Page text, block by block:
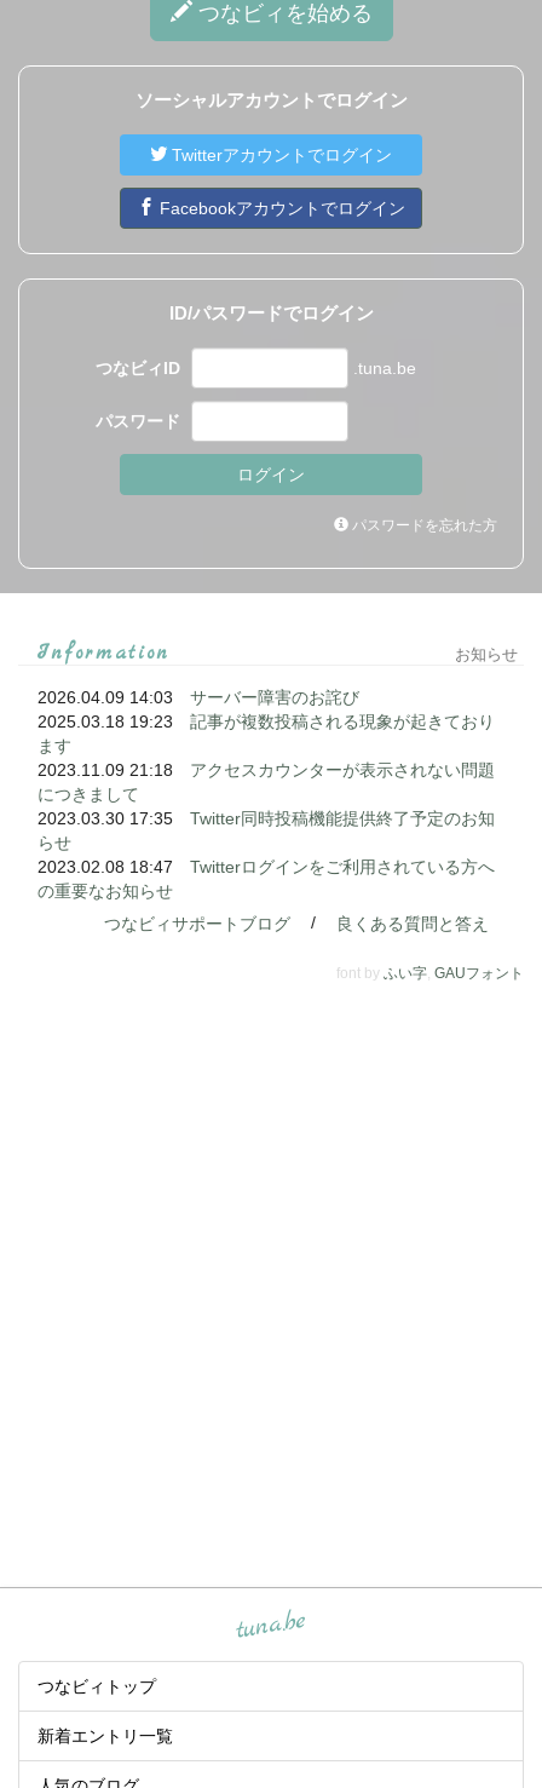
つなビィ を始める
ソーシャルアカウントでログイン
Twitterアカウントでログイン
Facebookアカウントでログイン
ID/パスワードでログイン
つなビィID .tuna.be
パスワード
パスワードを忘れた方
Information お知らせ
2026.04.09 14:03
サーバー障害のお詫び
2025.03.18 19:23
記事が複数投稿される現象が起きており
ます
2023.11.09 21:18
アクセスカウンターが表示されない問題
につきまして
2023.03.30 17:35
Twitter同時投稿機能提供終了予定のお知
らせ
2023.02.08 18:47
Twitterログインをご利用されている方へ
の重要なお知らせ
つなビィサポートブログ
/ 良くある質問と答え
font by ふい字, GAUフォント
tuna.be
つなビィトップ
新着エントリ一覧